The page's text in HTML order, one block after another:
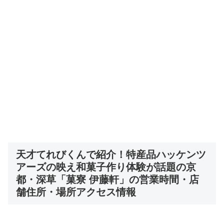
天才てれびくんで紹介！ 特産品ハッケンツ
アーズの映え和菓子作り体験が話題の京
都・深草「菓寮 伊藤軒」 の営業時間・店
舗住所・場所アクセス情報